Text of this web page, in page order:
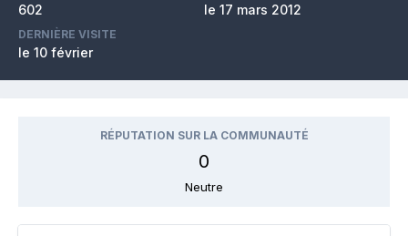
602 le 17 mars 2012
DERNIÈRE VISITE
le 10 février
RÉPUTATION SUR LA COMMUNAUTÉ
0
Neutre